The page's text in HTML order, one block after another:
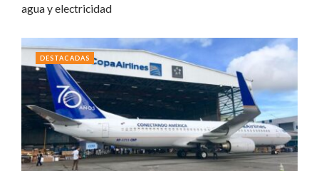
agua y electricidad
DESTACADAS